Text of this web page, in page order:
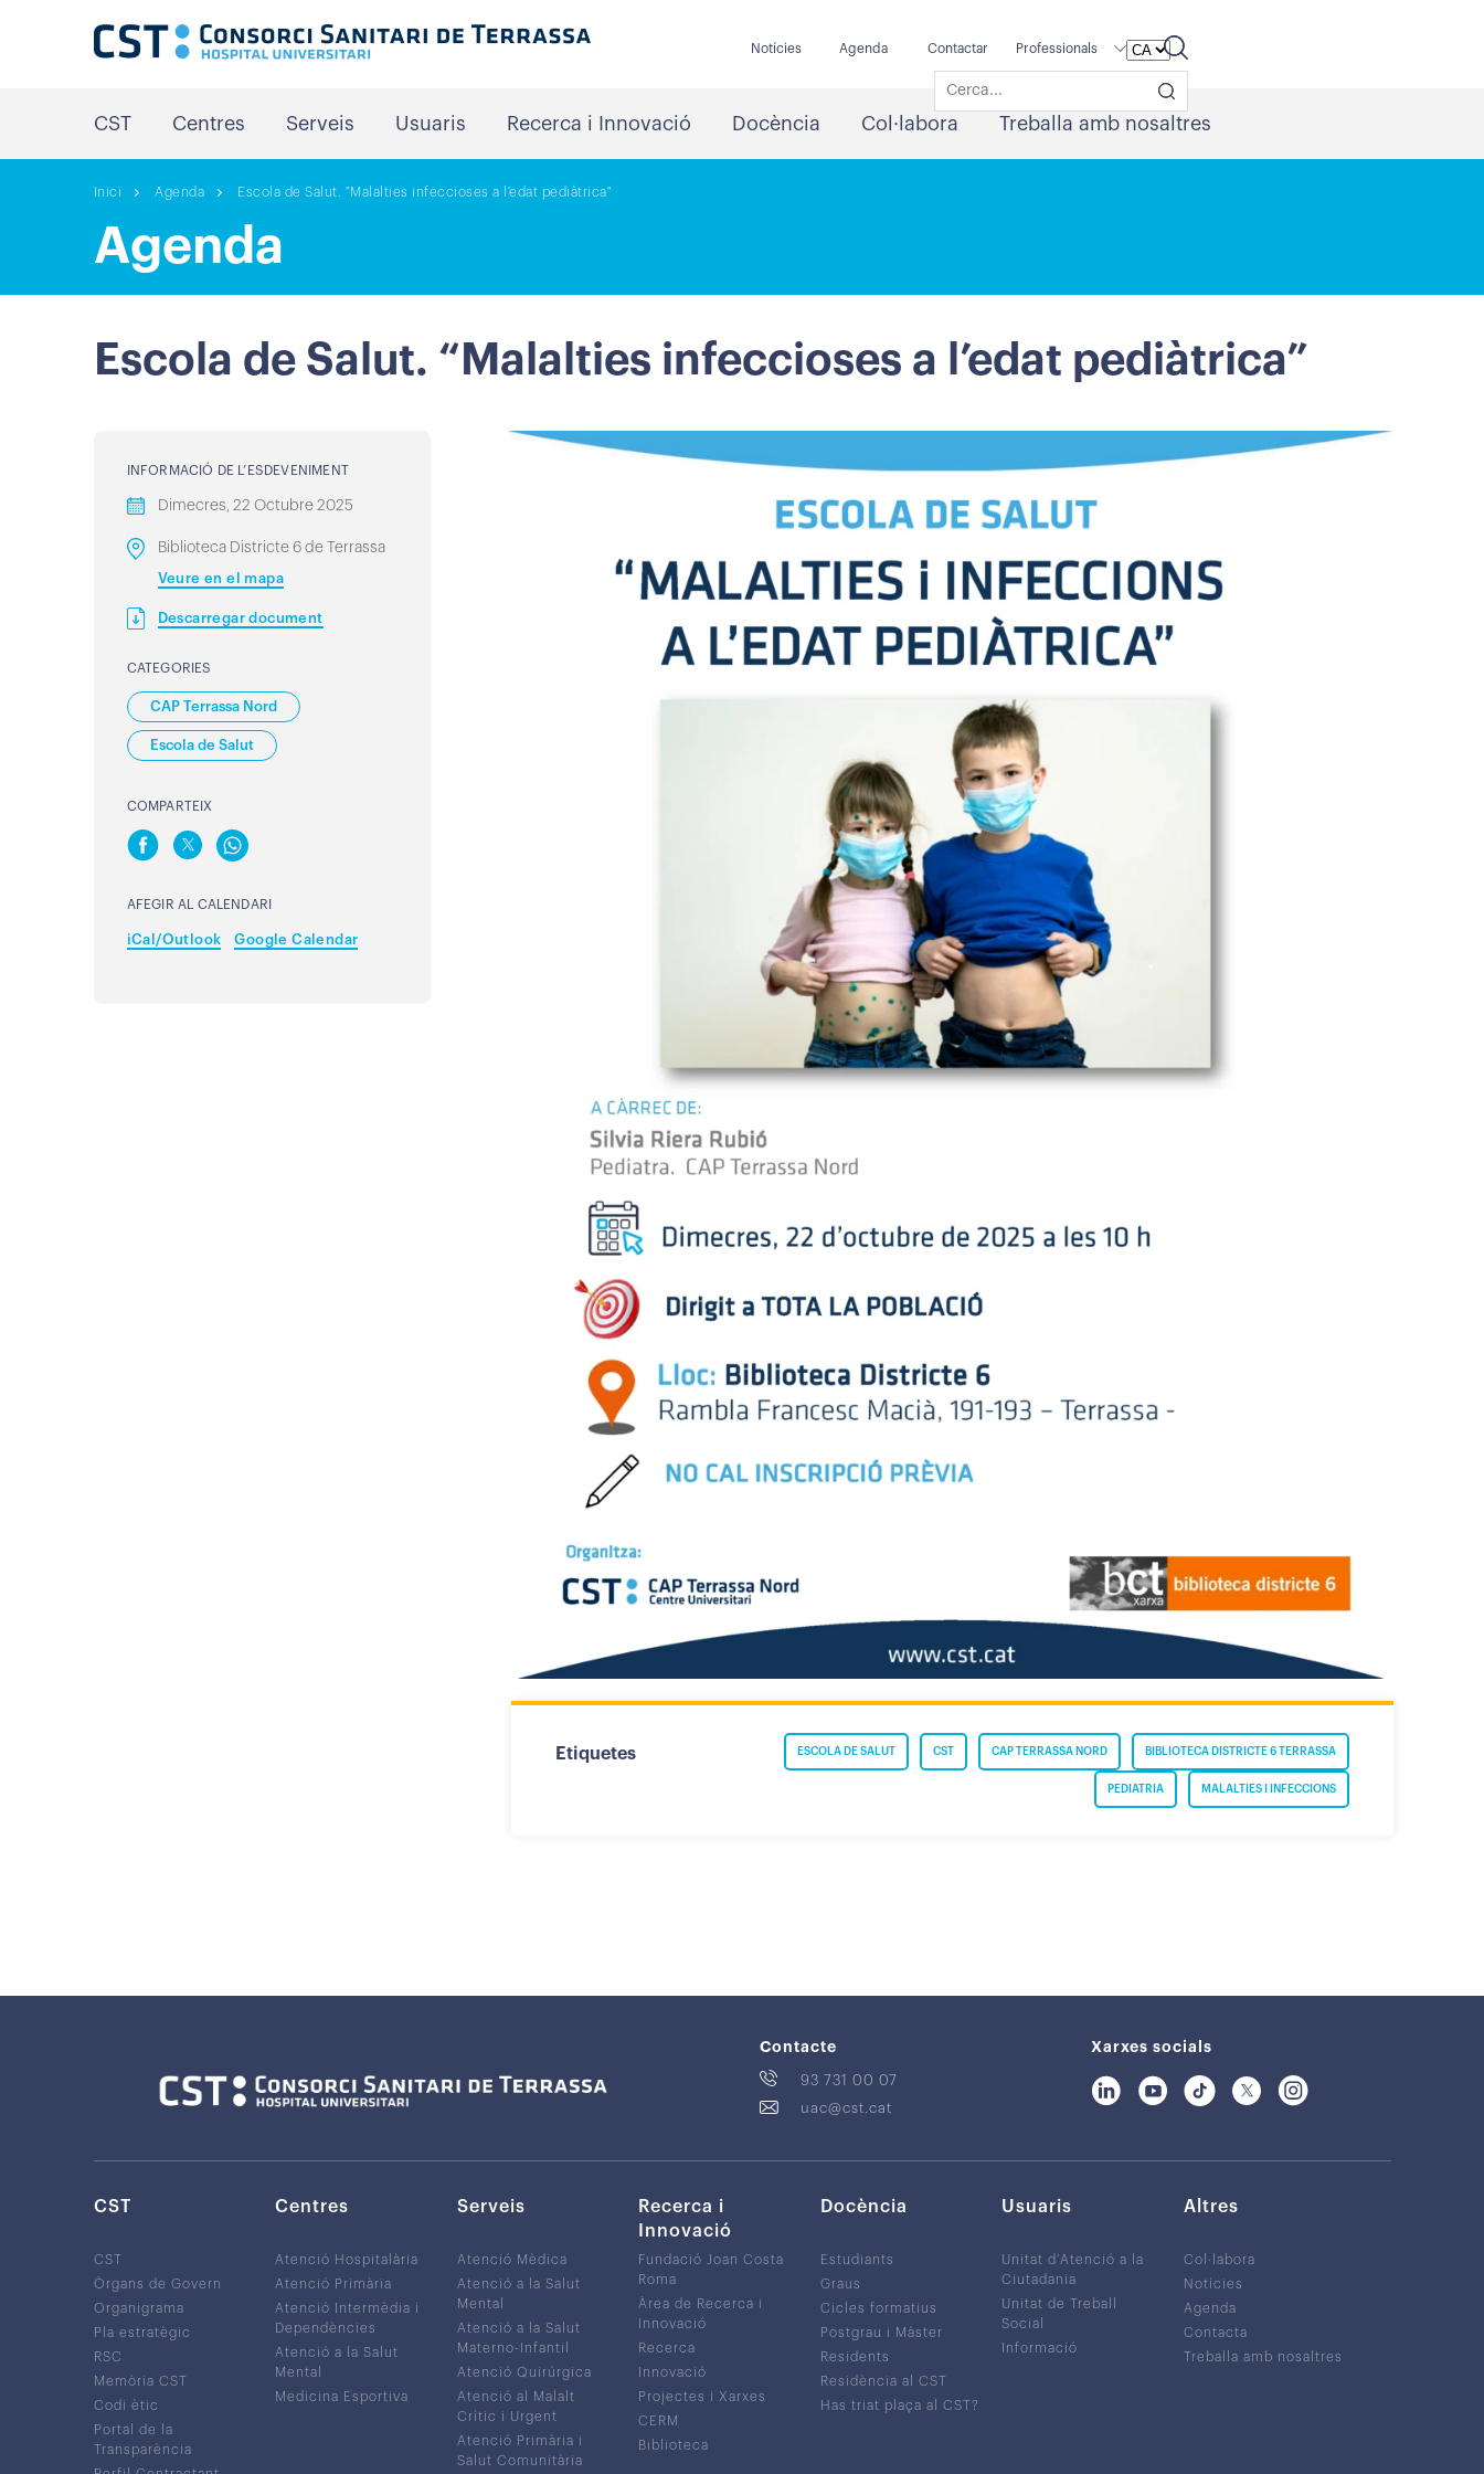
Notícies Agenda Contactar Professionals
CST Centres Serveis Usuaris Recerca i Innovació Docència Col·labora Treballa amb nosaltres
Inici Agenda Escola de Salut. "Malalties infeccioses a l'edat pediàtrica"
Agenda
Escola de Salut. “Malalties infeccioses a l’edat pediàtrica”
INFORMACIÓ DE L’ESDEVENIMENT
Dimecres, 22 Octubre 2025
Biblioteca Districte 6 de Terrassa
Veure en el mapa
Descarregar document
CATEGORIES
CAP Terrassa Nord
Escola de Salut
COMPARTEIX
AFEGIR AL CALENDARI
iCal/Outlook Google Calendar
Etiquetes BIBLIOTECA DISTRICTE 6 TERRASSA
CAP TERRASSA NORD
CST
ESCOLA DE SALUT
MALALTIES I INFECCIONS
PEDIATRIA
Contacte
93 731 00 07
uac@cst.cat
Xarxes socials
CST
CST
Òrgans de Govern
Organigrama
Pla estratègic
RSC
Memòria CST
Codi ètic
Portal de la
Transparència
Centres
Atenció Hospitalària
Atenció Primària
Atenció Intermèdia i
Dependències
Atenció a la Salut
Mental
Medicina Esportiva
Serveis
Atenció Mèdica
Atenció a la Salut
Mental
Atenció a la Salut
Materno-Infantil
Atenció Quirúrgica
Atenció al Malalt
Crític i Urgent
Atenció Primària i
Salut Comunitària
Recerca i
Innovació
Fundació Joan Costa
Roma
Àrea de Recerca i
Innovació
Recerca
Innovació
Projectes i Xarxes
CERM
Biblioteca
Docència
Estudiants
Graus
Cicles formatius
Postgrau i Màster
Residents
Residència al CST
Has triat plaça al CST?
Usuaris
Unitat d’Atenció a la
Ciutadania
Unitat de Treball
Social
Informació
Altres
Col·labora
Notícies
Agenda
Contacta
Treballa amb nosaltres